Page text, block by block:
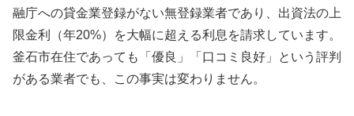
融庁への貸金業登録がない無登録業者であり、出資法の上
限金利（年20%）を大幅に超える利息を請求しています。
釜石市在住であっても「優良」「口コミ良好」という評判
がある業者でも、この事実は変わりません。